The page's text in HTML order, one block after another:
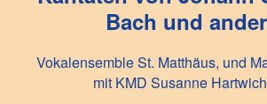
Bach und
Vokalensemble St. Matthäus, und
mit KMD Susanne